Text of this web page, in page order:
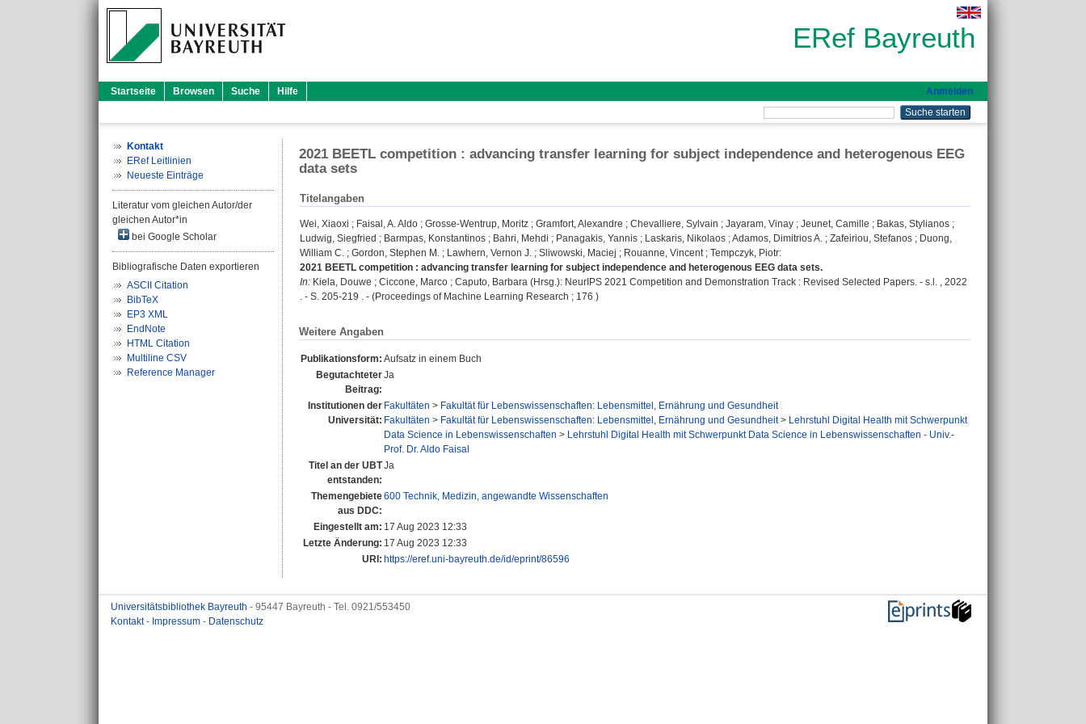
ERef Bayreuth
Startseite Browsen Suche Hilfe Anmelden
Kontakt
ERef Leitlinien
Neueste Einträge
Literatur vom gleichen Autor/der
gleichen Autor*in
bei Google Scholar
Bibliografische Daten exportieren
ASCII Citation
BibTeX
EP3 XML
EndNote
HTML Citation
Multiline CSV
Reference Manager
2021 BEETL competition : advancing transfer learning for subject independence and heterogenous EEG
data sets
Titelangaben
Wei, Xiaoxi ; Faisal, A. Aldo ; Grosse-Wentrup, Moritz ; Gramfort, Alexandre ; Chevalliere, Sylvain ; Jayaram, Vinay ; Jeunet, Camille ; Bakas, Stylianos ;
Ludwig, Siegfried ; Barmpas, Konstantinos ; Bahri, Mehdi ; Panagakis, Yannis ; Laskaris, Nikolaos ;Adamos, Dimitrios A. ; Zafeiriou, Stefanos ; Duong,
William C. ; Gordon, Stephen M. ; Lawhern, Vernon J. ; Sliwowski, Maciej ; Rouanne, Vincent; Tempczyk, Piotr:
2021 BEETL competition : advancing transfer learning for subject independence and heterogenous EEG data sets.
In: Kiela, Douwe ; Ciccone, Marco ; Caputo, Barbara (Hrsg.): NeurIPS 2021 Competition and Demonstration Track : Revised Selected Papers. - s.l. , 2022
. - S. 205-219 . - (Proceedings of Machine Learning Research ; 176 )
Weitere Angaben
Publikationsform: Aufsatz in einem Buch
Begutachteter
Beitrag:
Ja
Institutionen der
Universität:
Fakultäten > Fakultät für Lebenswissenschaften: Lebensmittel, Ernährung und Gesundheit
Fakultäten > Fakultät für Lebenswissenschaften: Lebensmittel, Ernährung und Gesundheit> Lehrstuhl Digital Health mit Schwerpunkt
Data Science in Lebenswissenschaften > Lehrstuhl Digital Health mit Schwerpunkt Data Science in Lebenswissenschaften - Univ.-
Prof. Dr. Aldo Faisal
Titel an der UBT
entstanden:
Ja
Themengebiete
aus DDC:
600 Technik, Medizin, angewandte Wissenschaften
Eingestellt am: 17 Aug 2023 12:33
Letzte Änderung: 17 Aug 2023 12:33
URI: https://eref.uni-bayreuth.de/id/eprint/86596
Universitätsbibliothek Bayreuth - 95447 Bayreuth - Tel. 0921/553450
Kontakt- Impressum - Datenschutz